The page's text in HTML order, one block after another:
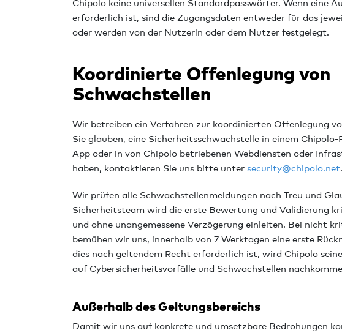
erforderlich ist, sind die Zugangsdaten entweder für das
oder werden von der Nutzerin oder dem Nutzer festgelegt.
Koordinierte Offenlegung von
Schwachstellen
Wir betreiben ein Verfahren zur koordinierten Offenlegung
Sie glauben, eine Sicherheitsschwachstelle in einem
App oder in von Chipolo betriebenen Webdiensten oder
haben, kontaktieren Sie uns bitte untersecurity@chipolo.net.
Wir prüfen alle Schwachstellenmeldungen nach Treu und
Sicherheitsteam wird die erste Bewertung und Validierung
und ohne unangemessene Verzögerung einleiten. Bei nicht
bemühen wir uns, innerhalb von 7 Werktagen eine erste
dies nach geltendem Recht erforderlich ist, wird Chipolo
auf Cybersicherheitsvorfälle und Schwachstellen
Außerhalb des Geltungsbereichs
Damit wir uns auf konkrete und umsetzbare Bedrohungen